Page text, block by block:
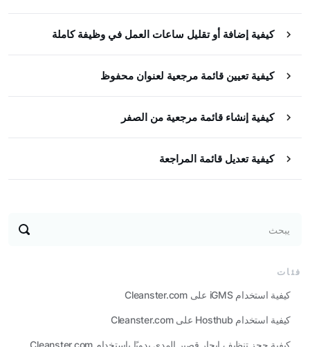
يبحث
فئات
كيفية استخدام iGMS على Cleanster.com
كيفية استخدام Hosthub على Cleanster.com
كيفية حجز تنظيف إيجار قصير المدى يدويًا باستخدام Cleanster.com
كيفية إضافة أو تقليل ساعات العمل في وظيفة كاملة
كيفية تعيين قائمة مرجعية لعنوان محفوظ
كيفية إنشاء قائمة مرجعية من الصفر
كيفية تعديل قائمة المراجعة